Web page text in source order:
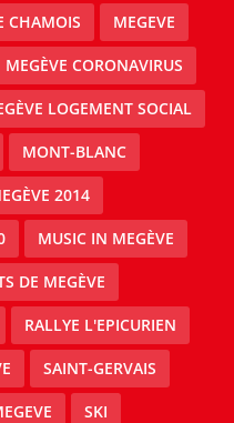
CHAMOIS MEGEVE
MEGÈVE CORONAVIRUS
LOGEMENT SOCIAL
MONT-BLANC
2014
MUSIC IN MEGÈVE
DE MEGÈVE
RALLYE L'EPICURIEN
SAINT-GERVAIS
SKI